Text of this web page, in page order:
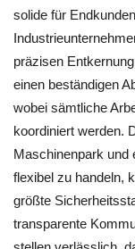
solide für
präzisen
einen beständigen
wobei sämtliche
koordiniert werden.
Maschinenpark und
flexibel zu handeln,
größte
transparente